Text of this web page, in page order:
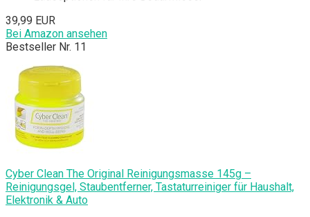
39,99 EUR
Bei Amazon ansehen
Bestseller Nr. 11
Cyber Clean The Original Reinigungsmasse 145g –
Reinigungsgel, Staubentferner, Tastaturreiniger für Haushalt,
Elektronik & Auto